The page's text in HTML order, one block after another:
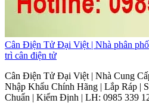
Cân Điện Tử Đại Việt | Nhà phân
trì cân điện tử
Cân Điện Tử Đại Việt | Nhà Cung
Nhập Khẩu Chính Hãng | Lắp Ráp |
Chuẩn | Kiểm Định | LH: 0985 339